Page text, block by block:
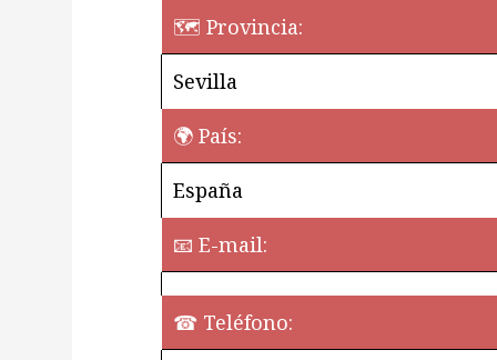
🗺 Provincia:
Sevilla
🌍 País:
España
📧 E-mail:
☎ Teléfono: